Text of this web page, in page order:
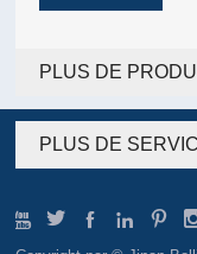
PLUS DE
PLUS DE
    